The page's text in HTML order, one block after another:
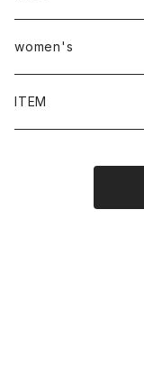
women's
ITEM